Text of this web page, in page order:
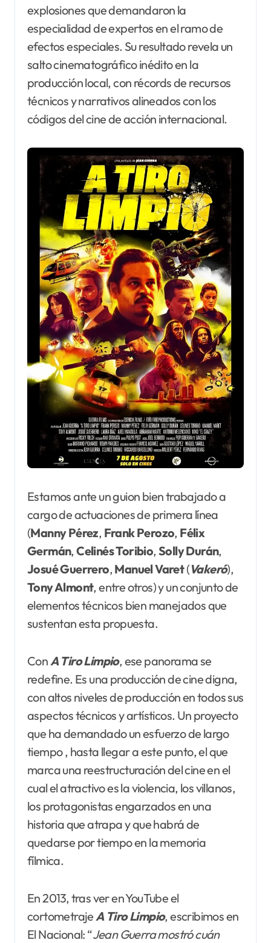
explosiones que demandaron la
especialidad de expertos en el ramo de
efectos especiales. Su resultado revela un
salto cinematográfico inédito en la
producción local, con récords de recursos
técnicos y narrativos alineados con los
códigos del cine de acción internacional.
Estamos ante un guion bien trabajado a
cargo de actuaciones de primera línea
(Manny Pérez, Frank Perozo, Félix
Germán,Celinés Toribio,SollyDurán,
Josué Guerrero, Manuel Varet(Vakeró),
Tony Almont, entre otros) y un conjunto de
elementos técnicos bien manejados que
sustentan esta propuesta.
ConA Tiro Limpio, ese panorama se
redefine. Es una producción de cine digna,
con altos niveles de producción en todos sus
aspectos técnicos y artísticos. Un proyecto
que ha demandado un esfuerzo de largo
tiempo , hasta llegar a este punto, el que
marca una reestructuración del cine en el
cual el atractivo es la violencia, los villanos,
los protagonistas engarzados en una
historia que atrapa y que habrá de
quedarse por tiempo en la memoria
fílmica.
En 2013, tras ver en YouTube el
cortometrajeA Tiro Limpio, escribimos en
El Nacional: “Jean Guerra mostró cuán